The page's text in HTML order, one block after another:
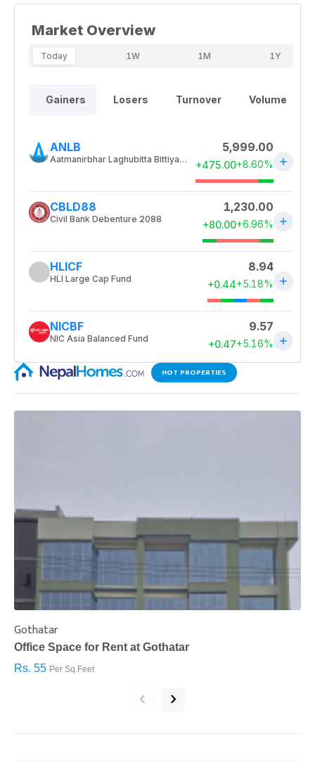
HOT PROPERTIES
Gothatar
Office Space for Rent at Gothatar
Rs. 55 Per Sq.Feet
‹ ›